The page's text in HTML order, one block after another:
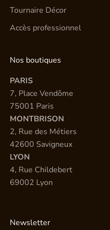
Tournaire Décor
Accès professionnel
Nos boutiques
PARIS
7, Place Vendôme
75001 Paris
MONTBRISON
2, Rue des Métiers
42600 Savigneux
LYON
4, Rue Childebert
69002 Lyon
Newsletter